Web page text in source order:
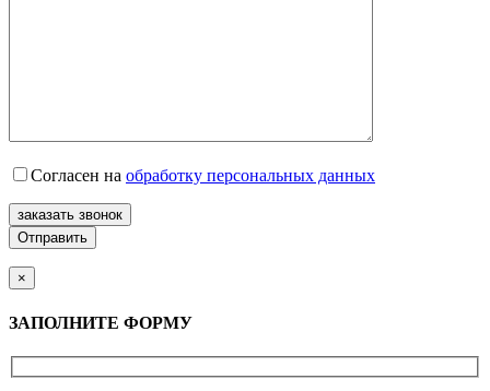
Согласен на обработку персональных данных
заказать звонок
×
ЗАПОЛНИТЕ ФОРМУ